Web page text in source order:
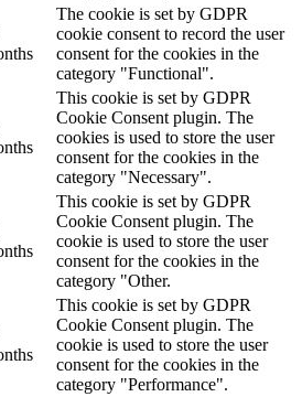
The cookie is set by GDPR
cookie consent to record the user
consent for the cookies in the
category "Functional".
This cookie is set by GDPR
Cookie Consent plugin. The
cookies is used to store the user
consent for the cookies in the
category "Necessary".
This cookie is set by GDPR
Cookie Consent plugin. The
cookie is used to store the user
consent for the cookies in the
category "Other.
This cookie is set by GDPR
Cookie Consent plugin. The
cookie is used to store the user
consent for the cookies in the
category "Performance".